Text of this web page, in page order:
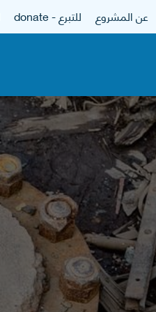
عن المشروع للتبرع - donate